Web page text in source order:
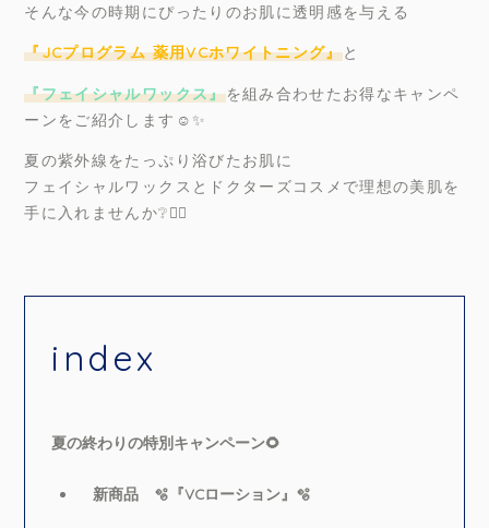
そんな今の時期にぴったりのお肌に透明感を与える
『JCプログラム 薬用VCホワイトニング』と
『フェイシャルワックス』を組み合わせたお得なキャンペ
ーンをご紹介します☺️✨
夏の紫外線をたっぷり浴びたお肌に
フェイシャルワックスとドクターズコスメで理想の美肌を
手に入れませんか❔✊🏻
index
夏の終わりの特別キャンペーン🌻
新商品 🫧『VCローション』🫧